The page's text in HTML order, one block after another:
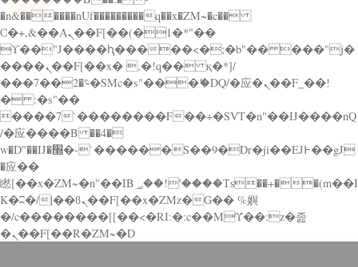
�n&������nUf���������q��x�ZM~�c��
Ϲ�+,&��Ὰܢ��F[��(�1�*"��
ϒ��"J����ԧ�����<�;�b"�� ���"j�
����ܢ��F[��x� ,�!q�� қ�*]/
���؝�2��7�SMc�s"���ޭ�DQ/�应�ܢ��F_��!
� :�s"��
����7`��������F��+�SVT�n"��IJ����nQ
/�应����B ��4�
w�D"��IJ�׭�-`������S��9�Dr�ji��EJ߅��gJ
�应��
矁[��x�ZM~�n"��IB؃��!'����Тѕ��+��(m��I
K�ʭ�/|��ϐܢ��F[��x�ZMz�G�� %嬩
�/c��������[[��<�RI:�:c��MΎ��:z�졾
�ܢ��F[��R�ZM~�D